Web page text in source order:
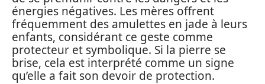
énergies négatives. Les mères offrent
fréquemment des amulettes en jade à leurs
enfants, considérant ce geste comme
protecteur et symbolique. Si la pierre se
brise, cela est interprété comme un signe
qu’elle a fait son devoir de protection.